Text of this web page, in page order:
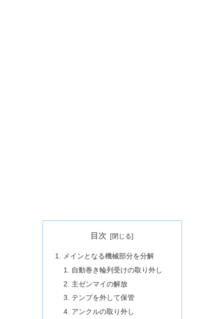
目次
メインとなる機械部分を分解
自動巻き輪列受けの取り外し
主ゼンマイの解放
テンプを外して保管
アンクルの取り外し